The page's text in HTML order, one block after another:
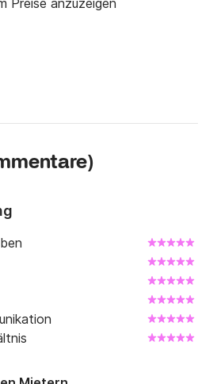
Preise anzuzeigen
)